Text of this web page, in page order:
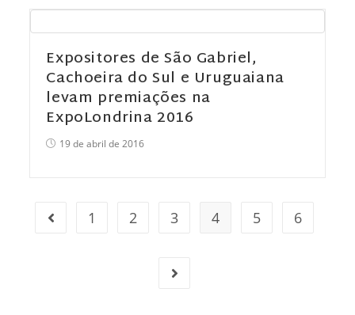
Expositores de São Gabriel,
Cachoeira do Sul e Uruguaiana
levam premiações na
ExpoLondrina 2016
19 de abril de 2016
1 2 3 4 5 6